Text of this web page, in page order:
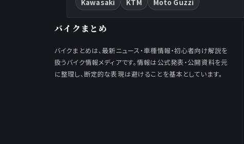
Kawasaki
KTM Moto Guzzi
バイクまとめ
バイクまとめは、最新ニュース・車種情報・初心者向け解説を
扱うバイク情報メディアです。情報は公式発表・公開資料を元
に整理し、断定的な表現は避けることを基本としています。